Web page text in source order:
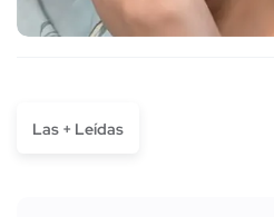
Las + Leídas